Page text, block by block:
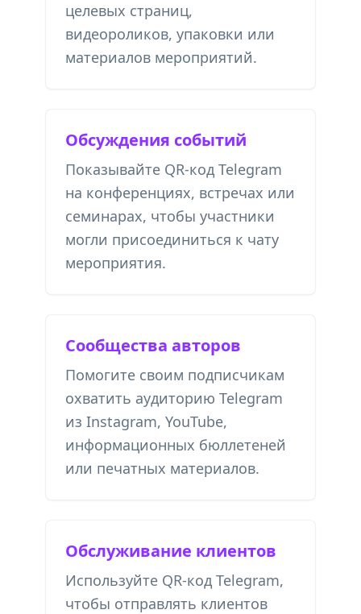
целевых страниц,
видеороликов, упаковки или
материалов мероприятий.
Обсуждения событий
Показывайте QR-код Telegram
на конференциях, встречах или
семинарах, чтобы участники
могли присоединиться к чату
мероприятия.
Сообщества авторов
Помогите своим подписчикам
охватить аудиторию Telegram
из Instagram, YouTube,
информационных бюллетеней
или печатных материалов.
Обслуживание клиентов
Используйте QR-код Telegram,
чтобы отправлять клиентов